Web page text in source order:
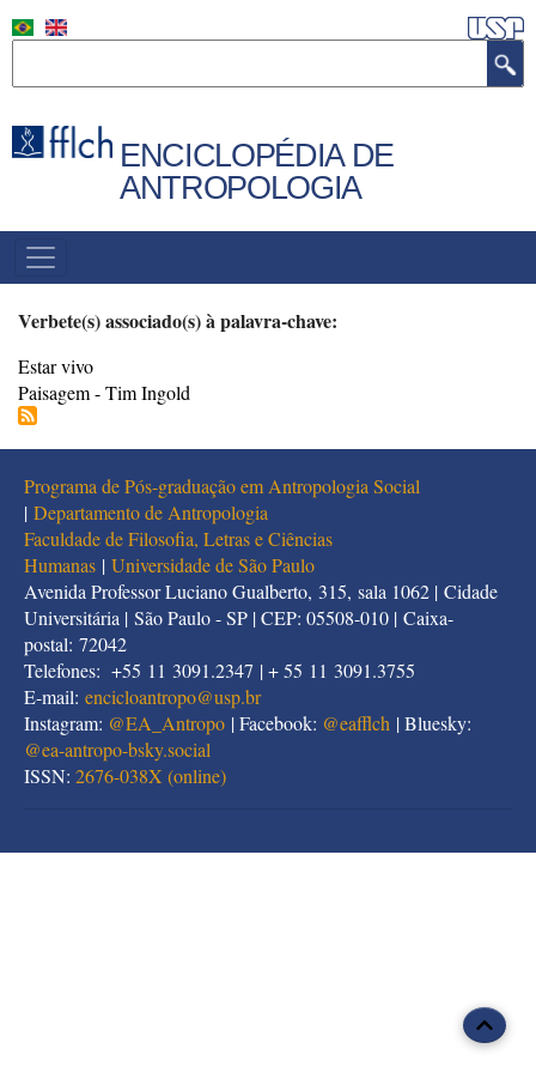
para
conteúdo
ENCICLOPÉDIA DE
ANTROPOLOGIA
MENU
PRINCIPAL
Verbete(s) associado(s) à palavra-chave:
Estar vivo
Paisagem - Tim Ingold
Programa de Pós-graduação em Antropologia Social
| Departamento de Antropologia
Faculdade de Filosofia, Letras e Ciências
Humanas | Universidade de São Paulo
Avenida Professor Luciano Gualberto, 315, sala 1062 | Cidade
Universitária | São Paulo - SP | CEP: 05508-010 | Caixa-
postal: 72042
Telefones: +55 11 3091.2347 | + 55 11 3091.3755
E-mail: encicloantropo@usp.br
Instagram: @EA_Antropo | Facebook: @eafflch | Bluesky:
@ea-antropo-bsky.social
ISSN: 2676-038X (online)